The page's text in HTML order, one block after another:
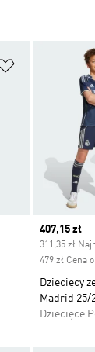
Dodaj do listy
Current
407,15 zł
311,35 zł
479 zł Cena
Dziecięcy
Madrid 25/
Dziecięce